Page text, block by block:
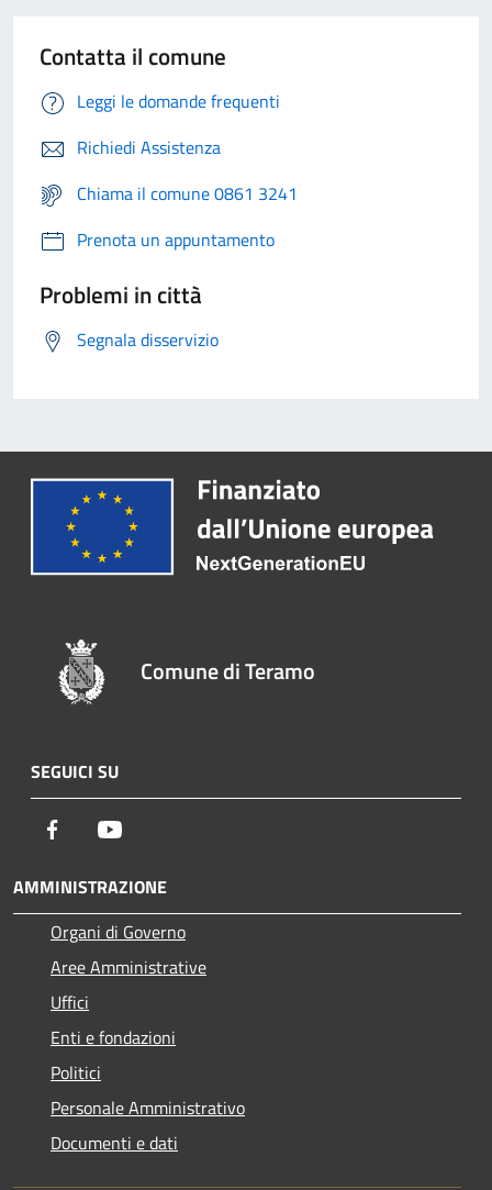
Contatta il comune
Leggi le domande frequenti
Richiedi Assistenza
Chiama il comune 0861 3241
Prenota un appuntamento
Problemi in città
Segnala disservizio
Comune di Teramo
SEGUICI SU
Facebook
AMMINISTRAZIONE
Organi di Governo
Aree Amministrative
Uffici
Enti e fondazioni
Politici
Personale Amministrativo
Documenti e dati